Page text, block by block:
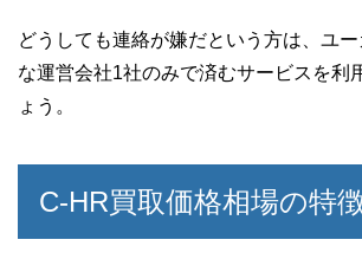
どうしても連絡が嫌だという方は、ユ
な運営会社1社のみで済むサービスを利
ょう。
C-HR買取価格相場の特